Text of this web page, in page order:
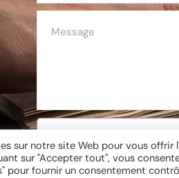
sur notre site Web pour vous
sur "Accepter tout", vous
pour fournir un consentement